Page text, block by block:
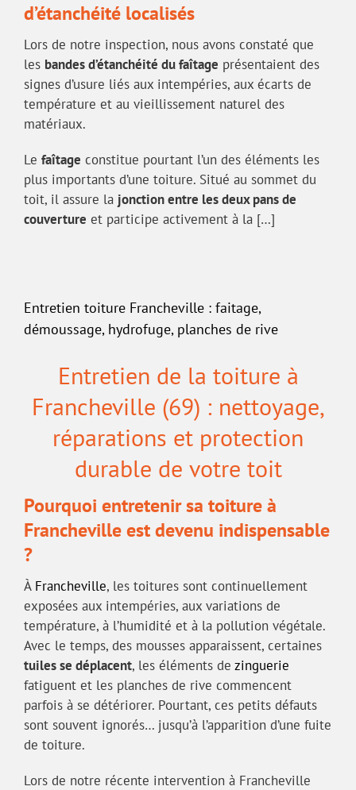
d’étanchéité localisés
Lors de notre inspection, nous avons constaté que
les bandes d’étanchéité du faîtage présentaient des
signes d’usure liés aux intempéries, aux écarts de
température et au vieillissement naturel des
matériaux.
Le faîtage constitue pourtant l’un des éléments les
plus importants d’une toiture. Situé au sommet du
toit, il assure la jonction entre les deux pans de
couverture et participe activement à la […]
Entretien toiture Francheville : faitage,
démoussage, hydrofuge, planches de rive
Entretien de la toiture à
Francheville (69) : nettoyage,
réparations et protection
durable de votre toit
Pourquoi entretenir sa toiture à
Francheville est devenu indispensable
?
À Francheville, les toitures sont continuellement
exposées aux intempéries, aux variations de
température, à l’humidité et à la pollution végétale.
Avec le temps, des mousses apparaissent, certaines
tuiles se déplacent, les éléments de zinguerie
fatiguent et les planches de rive commencent
parfois à se détériorer. Pourtant, ces petits défauts
sont souvent ignorés… jusqu’à l’apparition d’une fuite
de toiture.
Lors de notre récente intervention à Francheville